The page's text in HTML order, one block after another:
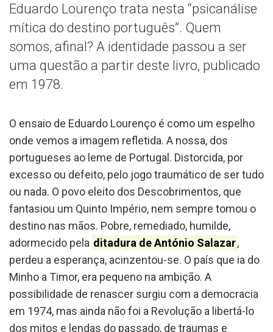
Eduardo Lourenço trata nesta “psicanálise
mítica do destino português”. Quem
somos, afinal? A identidade passou a ser
uma questão a partir deste livro, publicado
em 1978.
O ensaio de Eduardo Lourenço é como um espelho
onde vemos a imagem refletida. A nossa, dos
portugueses ao leme de Portugal. Distorcida, por
excesso ou defeito, pelo jogo traumático de ser tudo
ou nada. O povo eleito dos Descobrimentos, que
fantasiou um Quinto Império, nem sempre tomou o
destino nas mãos. Pobre, remediado, humilde,
adormecido pela ditadura de António Salazar,
perdeu a esperança, acinzentou-se. O país que ia do
Minho a Timor, era pequeno na ambição. A
possibilidade de renascer surgiu com a democracia
em 1974, mas ainda não foi a Revolução a libertá-lo
dos mitos e lendas do passado, de traumas e